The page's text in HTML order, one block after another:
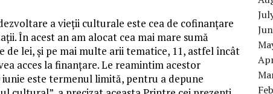
a vieții culturale este cea de cofinanțare
În acest an am alocat cea mai mare sumă
lei, și pe mai multe arii tematice, 11, astfel încât
acces la finanțare. Le reamintim acestor
este termenul limită, pentru a depune